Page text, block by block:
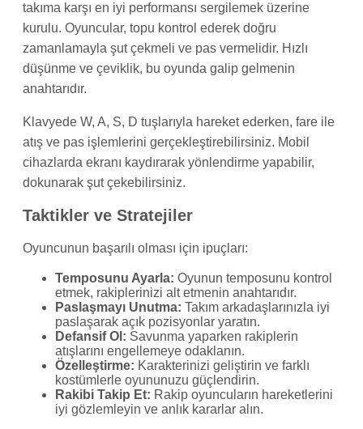
takıma karşı en iyi performansı sergilemek üzerine
kurulu. Oyuncular, topu kontrol ederek doğru
zamanlamayla şut çekmeli ve pas vermelidir. Hızlı
düşünme ve çeviklik, bu oyunda galip gelmenin
anahtarıdır.
Klavyede W, A, S, D tuşlarıyla hareket ederken, fare ile
atış ve pas işlemlerini gerçekleştirebilirsiniz. Mobil
cihazlarda ekranı kaydırarak yönlendirme yapabilir,
dokunarak şut çekebilirsiniz.
Taktikler ve Stratejiler
Oyuncunun başarılı olması için ipuçları:
Temposunu Ayarla: Oyunun temposunu kontrol
etmek, rakiplerinizi alt etmenin anahtarıdır.
Paslaşmayı Unutma: Takım arkadaşlarınızla iyi
paslaşarak açık pozisyonlar yaratın.
Defansif Ol: Savunma yaparken rakiplerin
atışlarını engellemeye odaklanın.
Özelleştirme: Karakterinizi geliştirin ve farklı
kostümlerle oyununuzu güçlendirin.
Rakibi Takip Et: Rakip oyuncuların hareketlerini
iyi gözlemleyin ve anlık kararlar alın.